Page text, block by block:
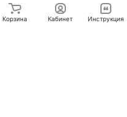
Корзина Кабинет Инструкция